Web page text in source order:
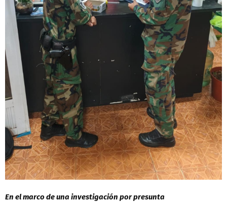
En el marco de una investigación por presunta